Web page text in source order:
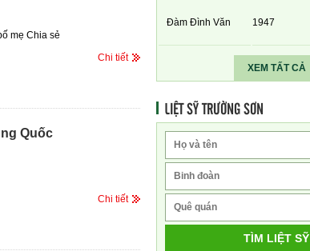
mẹ Chia sẻ
Chi tiết
Quốc
Chi tiết
Đàm Đình Văn 1947
XEM TẤT CẢ
LIỆT SỸ TRƯỜNG SƠN
TÌM LIỆT SỸ